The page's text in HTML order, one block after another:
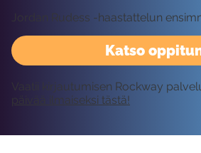
Katso
Jordan Rudess -haastattelun
Vaatii kirjautumisen Rockway
päivää ilmaiseksi tästä!